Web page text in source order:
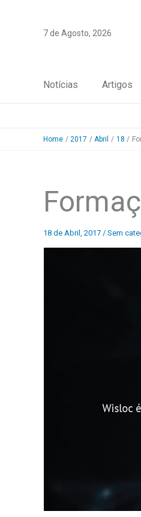
7 de Agosto, 2026
Notícias Artigos
Home 2017 Abril 18
18 de Abril, 2017 / Sem